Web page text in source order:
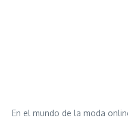
En el mundo de la moda